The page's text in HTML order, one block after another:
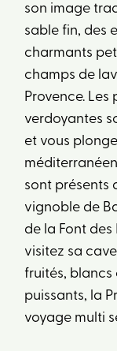
son image
sable fin, des
charmants
champs de
Provence.
verdoyantes
et vous
sont présents
vignoble de
de la Font des
visitez sa
fruités,
puissants, la
voyage multi